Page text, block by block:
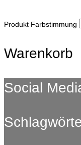
Produkt Farbstimmung
Warenkorb
Social